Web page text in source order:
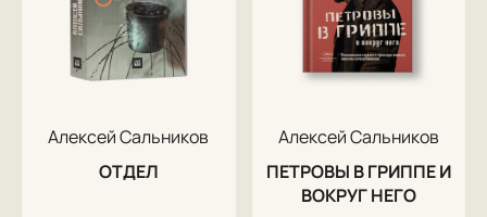
Алексей Сальников
ОТДЕЛ
Алексей Сальников
ПЕТРОВЫ В ГРИППЕ И
ВОКРУГ НЕГО